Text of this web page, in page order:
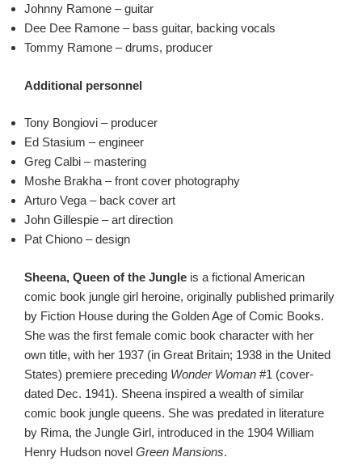
Johnny Ramone – guitar
Dee Dee Ramone – bass guitar, backing vocals
Tommy Ramone – drums, producer
Additional personnel
Tony Bongiovi – producer
Ed Stasium – engineer
Greg Calbi – mastering
Moshe Brakha – front cover photography
Arturo Vega – back cover art
John Gillespie – art direction
Pat Chiono – design
Sheena, Queen of the Jungle is a fictional American
comic book jungle girl heroine, originally published primarily
by Fiction House during the Golden Age of Comic Books.
She was the first female comic book character with her
own title, with her 1937 (in Great Britain; 1938 in the United
States) premiere preceding Wonder Woman #1 (cover-
dated Dec. 1941). Sheena inspired a wealth of similar
comic book jungle queens. She was predated in literature
by Rima, the Jungle Girl, introduced in the 1904 William
Henry Hudson novel Green Mansions.